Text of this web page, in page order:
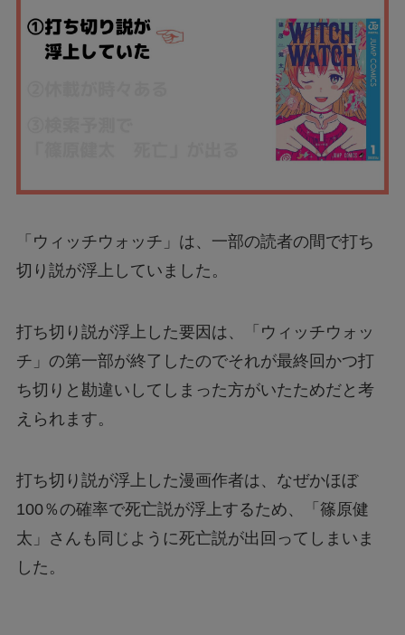
「ウィッチウォッチ」は、一部の読者の間で打ち
切り説が浮上していました。
打ち切り説が浮上した要因は、「ウィッチウォッ
チ」の第一部が終了したのでそれが最終回かつ打
ち切りと勘違いしてしまった方がいたためだと考
えられます。
打ち切り説が浮上した漫画作者は、なぜかほぼ
100％の確率で死亡説が浮上するため、「篠原健
太」さんも同じように死亡説が出回ってしまいま
した。